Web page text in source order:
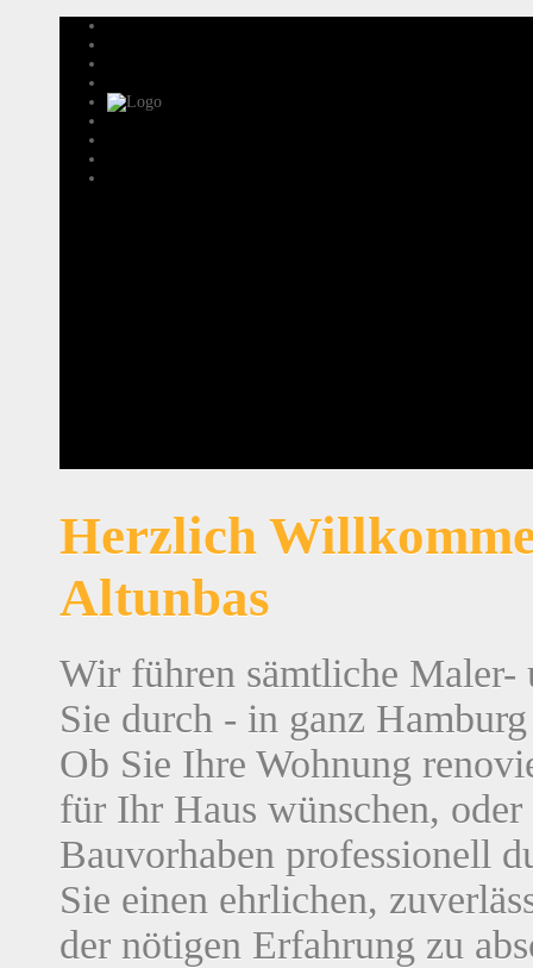
Herzlich
Altunbas
Wir führen sämtliche Maler-
Sie durch - in ganz
Ob Sie Ihre Wohnung
für Ihr Haus wünschen,
Bauvorhaben professionell
Sie einen ehrlichen,
der nötigen Erfahrung zu